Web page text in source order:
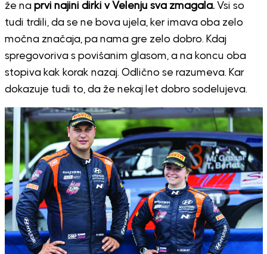
že na prvi najini dirki v Velenju sva zmagala.Vsi so
tudi trdili, da se ne bova ujela, ker imava oba zelo
močna značaja, pa nama gre zelo dobro. Kdaj
spregovoriva s povišanim glasom, a na koncu oba
stopiva kak korak nazaj. Odlično se razumeva. Kar
dokazuje tudi to, da že nekaj let dobro sodelujeva.